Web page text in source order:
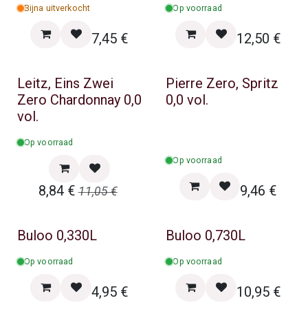
Bijna uitverkocht
7,45 €
Op voorraad
12,50 €
Zomer & BBQ Promo
Leitz, Eins Zwei
Zero Chardonnay 0,0
vol.
Op voorraad
8,84€ 11,05€
Pierre Zero, Spritz
0,0 vol.
Op voorraad
9,46 €
Buloo 0,330L
Op voorraad
4,95 €
Buloo 0,730L
Op voorraad
10,95€